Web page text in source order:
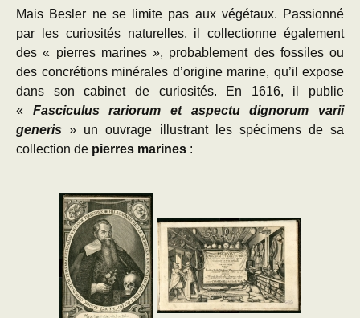
Mais Besler ne se limite pas aux végétaux. Passionné
par les curiosités naturelles, il collectionne également
des « pierres marines », probablement des fossiles ou
des concrétions minérales d’origine marine, qu’il expose
dans son cabinet de curiosités. En 1616, il publie
« Fasciculus rariorum et aspectu dignorum varii
generis » un ouvrage illustrant les spécimens de sa
collection de pierres marines :